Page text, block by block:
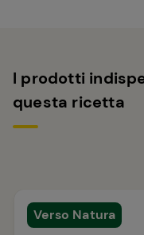
I prodotti
questa ricetta
Verso Natura